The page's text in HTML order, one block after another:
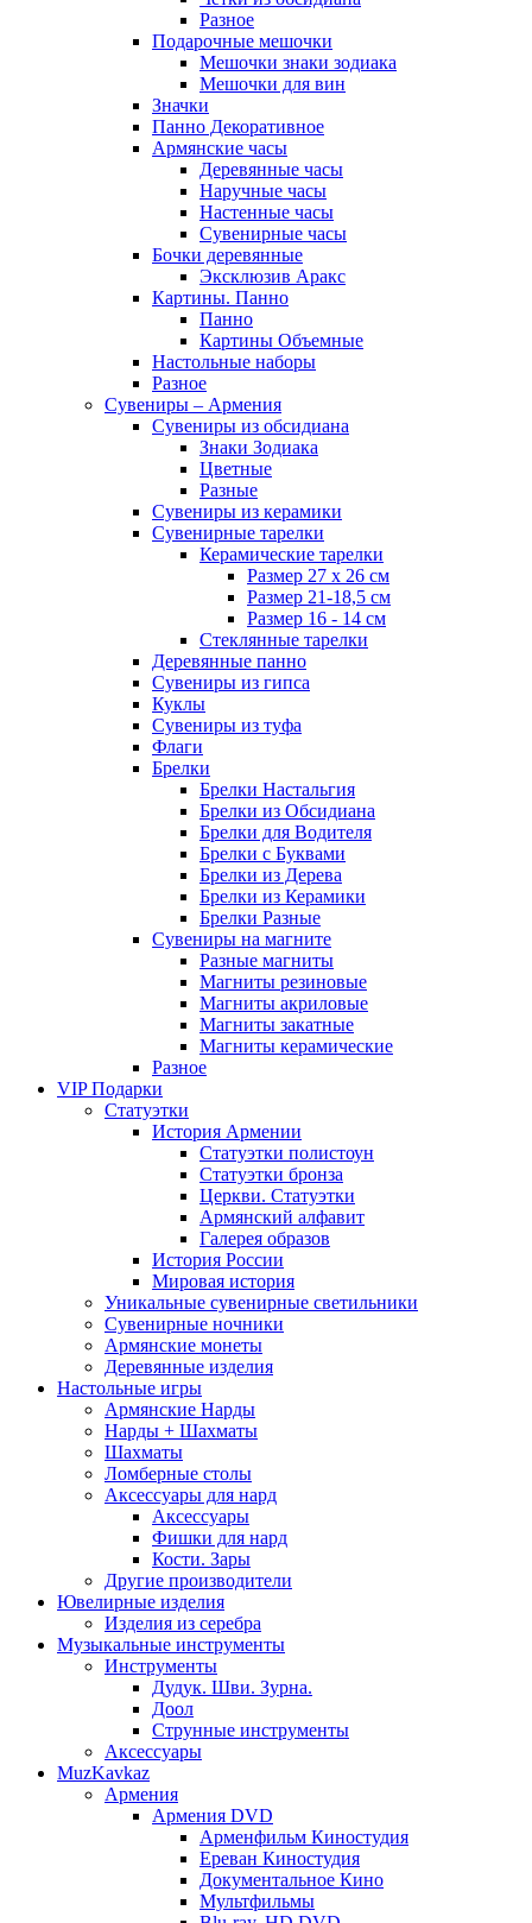
Разное
Подарочные мешочки
Мешочки знаки зодиака
Мешочки для вин
Значки
Панно Декоративное
Армянские часы
Деревянные часы
Наручные часы
Настенные часы
Сувенирные часы
Бочки деревянные
Эксклюзив Аракс
Картины. Панно
Панно
Картины Объемные
Настольные наборы
Разное
Сувениры – Армения
Сувениры из обсидиана
Знаки Зодиака
Цветные
Разные
Сувениры из керамики
Сувенирные тарелки
Керамические тарелки
Размер 27 х 26 см
Размер 21-18,5 см
Размер 16 - 14 см
Стеклянные тарелки
Деревянные панно
Сувениры из гипса
Куклы
Сувениры из туфа
Флаги
Брелки
Брелки Настальгия
Брелки из Обсидиана
Брелки для Водителя
Брелки с Буквами
Брелки из Дерева
Брелки из Керамики
Брелки Разные
Сувениры на магните
Разные магниты
Магниты резиновые
Магниты акриловые
Магниты закатные
Магниты керамические
Разное
VIP Подарки
Статуэтки
История Армении
Статуэтки полистоун
Статуэтки бронза
Церкви. Статуэтки
Армянский алфавит
Галерея образов
История России
Мировая история
Уникальные сувенирные светильники
Сувенирные ночники
Армянские монеты
Деревянные изделия
Настольные игры
Армянские Нарды
Нарды + Шахматы
Шахматы
Ломберные столы
Аксессуары для нард
Аксессуары
Фишки для нард
Кости. Зары
Другие производители
Ювелирные изделия
Изделия из серебра
Музыкальные инструменты
Инструменты
Дудук. Шви. Зурна.
Доол
Струнные инструменты
Аксессуары
MuzKavkaz
Армения
Армения DVD
Арменфильм Киностудия
Ереван Киностудия
Документальное Кино
Мультфильмы